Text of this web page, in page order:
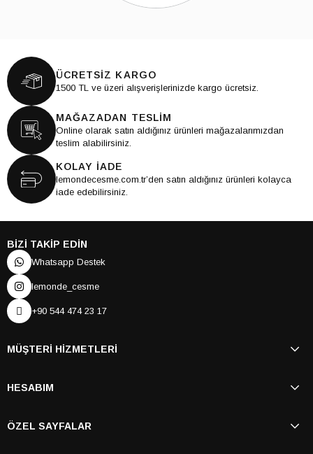
ÜCRETSİZ KARGO
1500 TL ve üzeri alışverişlerinizde kargo ücretsiz.
MAĞAZADAN TESLİM
Online olarak satın aldığınız ürünleri mağazalarımızdan
teslim alabilirsiniz.
KOLAY İADE
lemondecesme.com.tr’den satın aldığınız ürünleri kolayca
iade edebilirsiniz.
BİZİ TAKİP EDİN
Whatsapp Destek
lemonde_cesme
+90 544 474 23 17
MÜŞTERİ HİZMETLERİ
HESABIM
ÖZEL SAYFALAR